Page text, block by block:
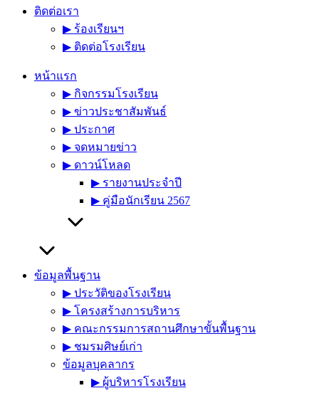
ติดต่อเรา
▶︎ ร้องเรียนฯ
▶︎ ติดต่อโรงเรียน
หน้าแรก
▶︎ กิจกรรมโรงเรียน
▶︎ ข่าวประชาสัมพันธ์
▶︎ ประกาศ
▶︎ จดหมายข่าว
▶︎ ดาวน์โหลด
▶︎ รายงานประจำปี
▶︎ คู่มือนักเรียน 2567
ข้อมูลพื้นฐาน
▶︎ ประวัติของโรงเรียน
▶︎ โครงสร้างการบริหาร
▶︎ คณะกรรมการสถานศึกษาขั้นพื้นฐาน
▶︎ ชมรมศิษย์เก่า
ข้อมูลบุคลากร
▶︎ ผู้บริหารโรงเรียน